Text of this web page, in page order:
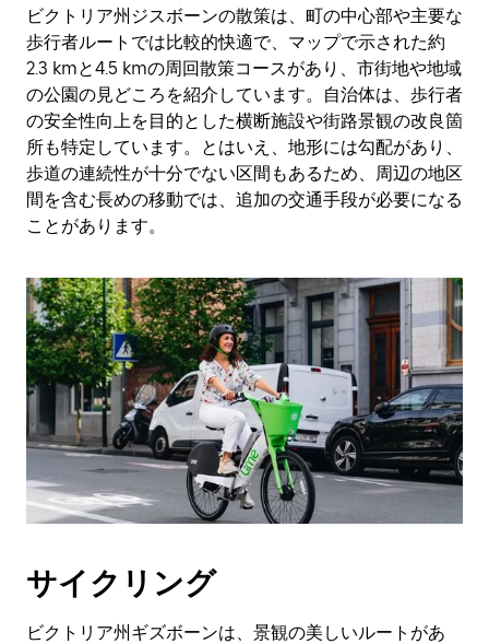
ビクトリア州ジスボーンの散策は、町の中心部や主要な
歩行者ルートでは比較的快適で、マップで示された約
2.3 kmと4.5 kmの周回散策コースがあり、市街地や地域
の公園の見どころを紹介しています。自治体は、歩行者
の安全性向上を目的とした横断施設や街路景観の改良箇
所も特定しています。とはいえ、地形には勾配があり、
歩道の連続性が十分でない区間もあるため、周辺の地区
間を含む長めの移動では、追加の交通手段が必要になる
ことがあります。
サイクリング
ビクトリア州ギズボーンは、景観の美しいルートがあ